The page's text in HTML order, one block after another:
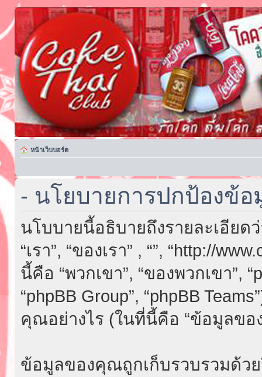
หน้าเว็บบอร์ด
- นโยบายการปกป้องข้
นโบบายนี้อธิบายถึงรายละเอียด
“เรา”, “ของเรา” , “”, “http://
นี้คือ “พวกเขา”, “ของพวกเขา”,
“phpBB Group”, “phpBB
คุณอย่างไร (ในที่นี้คือ “ข้อมูลขอ
ข้อมูลของคุณถูกเก็บรวบรวมด้ว